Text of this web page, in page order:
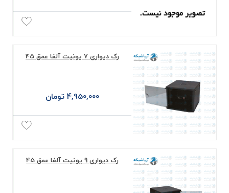
رک دیواری 7 یونیت آلفا عمق 45
4,950,000 تومان
رک دیواری 9 یونیت آلفا عمق 45